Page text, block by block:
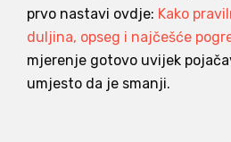
prvo nastavi ovdje: Kako
duljina, opseg i najčešće
mjerenje gotovo uvijek
umjesto da je smanji.